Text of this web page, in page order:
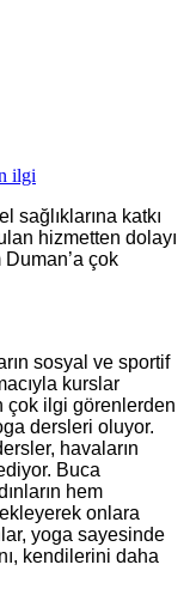
sağlıklarına katkı
hizmetten dolayı
çok
sosyal ve sportif
kurslar
çok ilgi görenlerden
dersleri oluyor.
havaların
Buca
hem
onlara
yoga sayesinde
kendilerini daha